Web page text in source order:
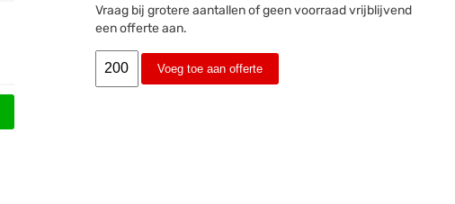
Vraag bij grotere aantallen of geen voorraad vrijblijvend
een offerte aan.
Voeg toe aan offerte